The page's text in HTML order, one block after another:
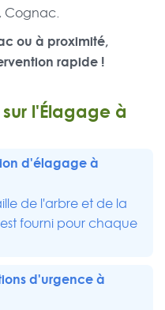
Cognac.
ou à proximité,
rapide !
l'Élagage à
d'élagage à
de l'arbre et de la
fourni pour chaque
d'urgence à